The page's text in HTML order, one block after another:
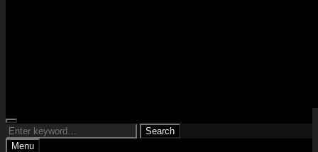
ARTsbyXD
Fotograf und DJ
Search
Search
for:
Search
Menu